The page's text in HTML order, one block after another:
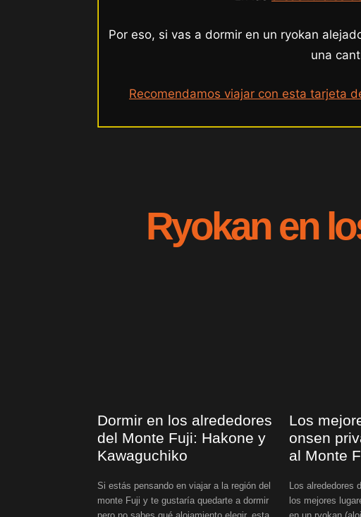
Por eso, si vas a dormir en un ryokan
una
Recomendamos viajar con esta tarjeta
Ryokan en
Dormir en los alrededores
del Monte Fuji: Hakone y
Kawaguchiko
Si estás pensando en viajar a la región del
monte Fuji y te gustaría quedarte a dormir
Los
onsen
al Monte
Los alrededores
los mejores